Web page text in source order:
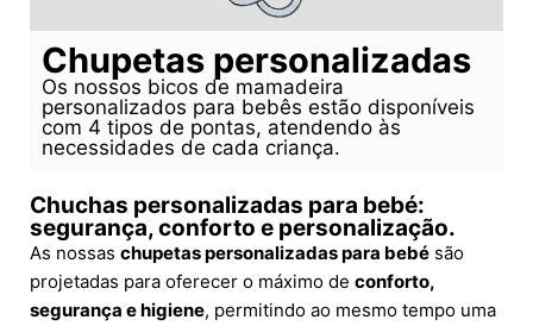
Chupetas personalizadas
Os nossos bicos de mamadeira
personalizados para bebês estão disponíveis
com 4 tipos de pontas, atendendo às
necessidades de cada criança.
Chuchas personalizadas para bebé:
segurança, conforto e personalização.
As nossas chupetas personalizadas para bebé são
projetadas para oferecer o máximo de conforto,
segurança e higiene, permitindo ao mesmo tempo uma